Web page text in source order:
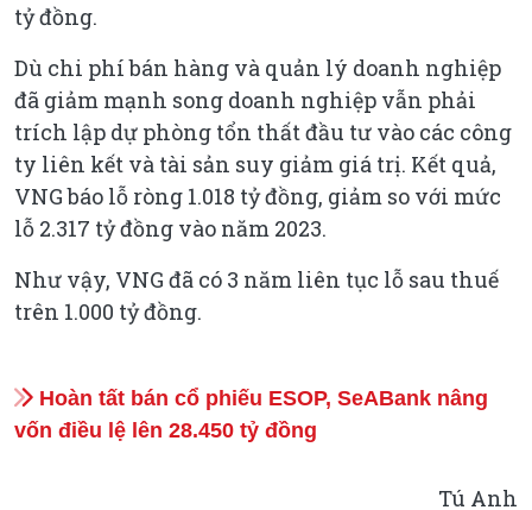
tỷ đồng.
Dù chi phí bán hàng và quản lý doanh nghiệp
đã giảm mạnh song doanh nghiệp vẫn phải
trích lập dự phòng tổn thất đầu tư vào các công
ty liên kết và tài sản suy giảm giá trị. Kết quả,
VNG báo lỗ ròng 1.018 tỷ đồng, giảm so với mức
lỗ 2.317 tỷ đồng vào năm 2023.
Như vậy, VNG đã có 3 năm liên tục lỗ sau thuế
trên 1.000 tỷ đồng.
Hoàn tất bán cổ phiếu ESOP, SeABank nâng
vốn điều lệ lên 28.450 tỷ đồng
Tú Anh